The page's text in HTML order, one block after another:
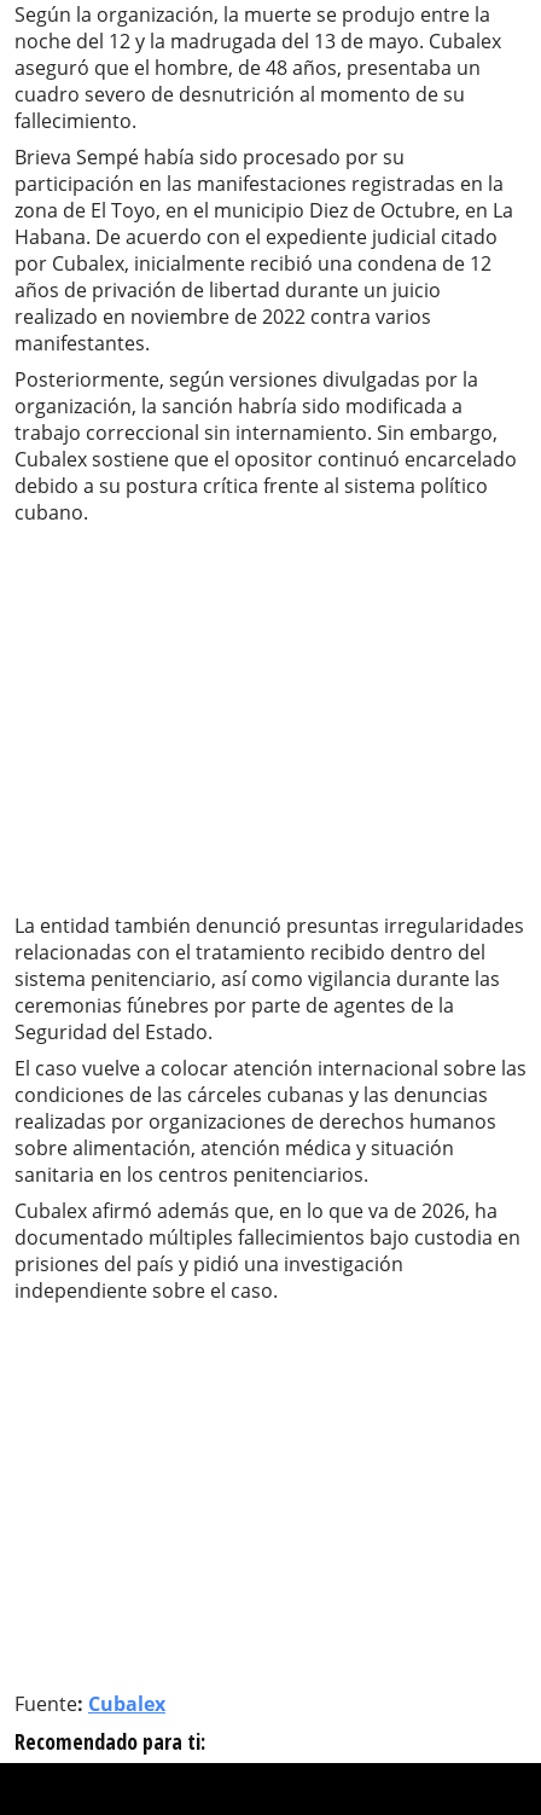
Según la organización, la muerte se produjo entre la
noche del 12 y la madrugada del 13 de mayo. Cubalex
aseguró que el hombre, de 48 años, presentaba un
cuadro severo de desnutrición al momento de su
fallecimiento.
Brieva Sempé había sido procesado por su
participación en las manifestaciones registradas en la
zona de El Toyo, en el municipio Diez de Octubre, en La
Habana. De acuerdo con el expediente judicial citado
por Cubalex, inicialmente recibió una condena de 12
años de privación de libertad durante un juicio
realizado en noviembre de 2022 contra varios
manifestantes.
Posteriormente, según versiones divulgadas por la
organización, la sanción habría sido modificada a
trabajo correccional sin internamiento. Sin embargo,
Cubalex sostiene que el opositor continuó encarcelado
debido a su postura crítica frente al sistema político
cubano.
La entidad también denunció presuntas irregularidades
relacionadas con el tratamiento recibido dentro del
sistema penitenciario, así como vigilancia durante las
ceremonias fúnebres por parte de agentes de la
Seguridad del Estado.
El caso vuelve a colocar atención internacional sobre las
condiciones de las cárceles cubanas y las denuncias
realizadas por organizaciones de derechos humanos
sobre alimentación, atención médica y situación
sanitaria en los centros penitenciarios.
Cubalex afirmó además que, en lo que va de 2026, ha
documentado múltiples fallecimientos bajo custodia en
prisiones del país y pidió una investigación
independiente sobre el caso.
Fuente: Cubalex
Recomendado para ti: